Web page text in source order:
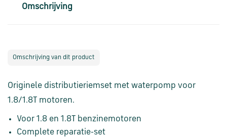
Omschrijving
Omschrijving van dit product
Originele distributieriemset met waterpomp voor
1.8/1.8T motoren.
Voor 1.8 en 1.8T benzinemotoren
Complete reparatie-set